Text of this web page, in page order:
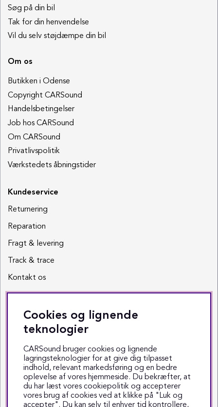
Søg på din bil
Tak for din henvendelse
Vil du selv støjdæmpe din bil
Om os
Butikken i Odense
Copyright CARSound
Handelsbetingelser
Job hos CARSound
Om CARSound
Privatlivspolitik
Værkstedets åbningstider
Kundeservice
Returnering
Reparation
Fragt & levering
Track & trace
Kontakt os
Sociale medier
Facebook
Instagram
Youtube
TikTok
Cookies og lignende
teknologier
CARSound bruger cookies og lignende
lagringsteknologier for at give dig tilpasset
indhold, relevant markedsføring og en bedre
oplevelse af vores hjemmeside. Du bekræfter, at
du har læst vores cookiepolitik og accepterer
vores brug af cookies ved at klikke på "Luk og
accepter". Du kan selv til enhver tid kontrollere,